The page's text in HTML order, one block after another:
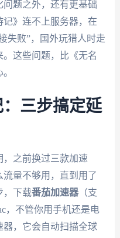
题之外，还有更基础
》连不上服务器，在
失败”，国外玩猎人时走
这些问题，比《无名
三步搞定延
之前换过三款加速
量不够用，直到用了
，下载番茄加速器（支
，不管你用手机还是电
，它会自动扫描全球